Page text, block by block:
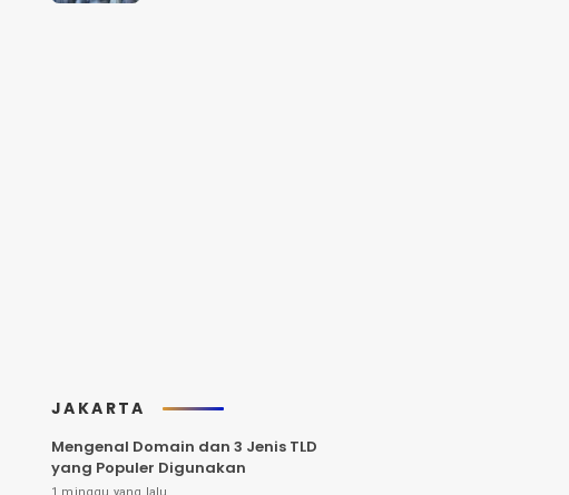
JAKARTA
Mengenal Domain dan 3 Jenis TLD
yang Populer Digunakan